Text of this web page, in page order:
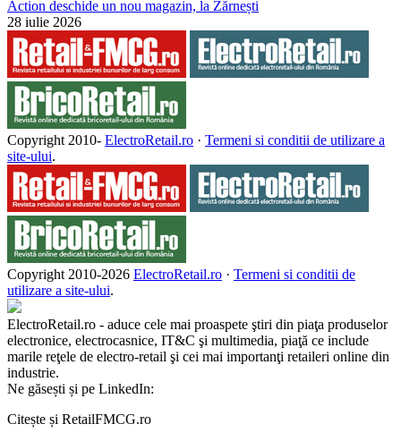
Action deschide un nou magazin, la Zărnești
28 iulie 2026
Copyright 2010- ElectroRetail.ro · Termeni si conditii de utilizare a
site-ului.
Copyright 2010-2026 ElectroRetail.ro · Termeni si conditii de
utilizare a site-ului.
ElectroRetail.ro - aduce cele mai proaspete ştiri din piaţa produselor
electronice, electrocasnice, IT&C şi multimedia, piaţă ce include
marile reţele de electro-retail şi cei mai importanţi retaileri online din
industrie.
Ne găsești și pe LinkedIn:
Citește și RetailFMCG.ro